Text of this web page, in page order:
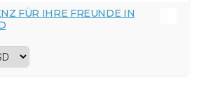
FÜR IHRE FREUNDE IN